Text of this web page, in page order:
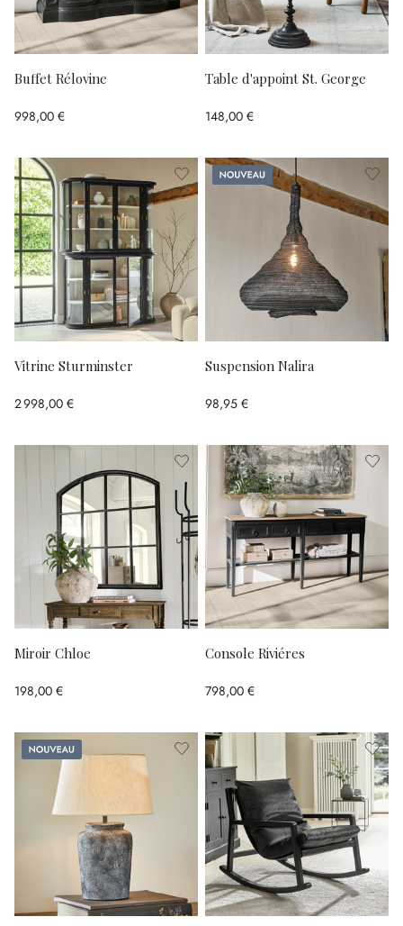
Buffet Rélovine
998,00 €
Table d'appoint St. George
148,00 €
Vitrine Sturminster
2 998,00 €
Nouveau
Suspension Nalira
98,95 €
Miroir Chloe
198,00 €
Console Riviéres
798,00 €
Nouveau